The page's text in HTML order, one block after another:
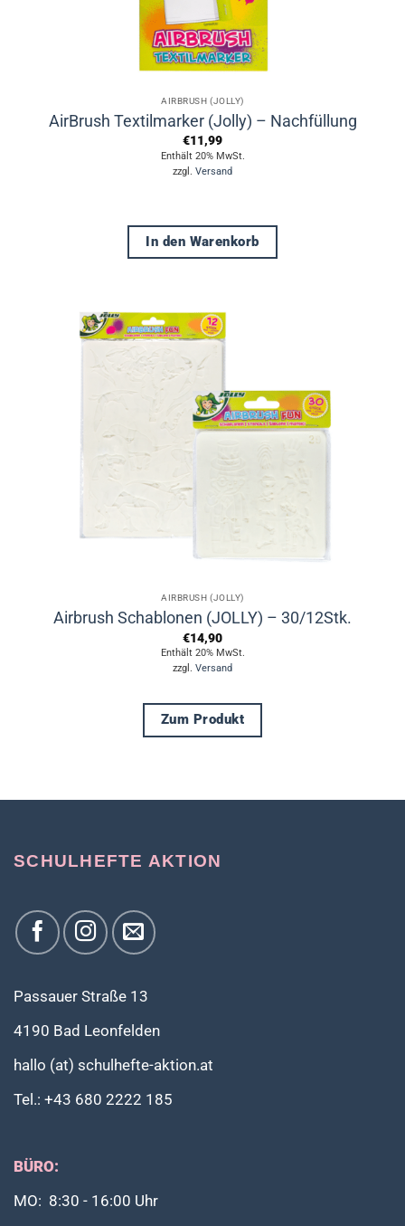
AIRBRUSH (JOLLY)
AirBrush Textilmarker (Jolly) – Nachfüllung
€11,99
Enthält 20% MwSt.
zzgl. Versand
In den Warenkorb
AIRBRUSH (JOLLY)
Airbrush Schablonen (JOLLY) – 30/12Stk.
€14,90
Enthält 20% MwSt.
zzgl. Versand
Zum Produkt
mehrere
Die
SCHULHEFTE AKTION
Passauer Straße 13
4190 Bad Leonfelden
hallo (at) schulhefte-aktion.at
Tel.: +43 680 2222 185
BÜRO:
MO: 8:30 - 16:00 Uhr